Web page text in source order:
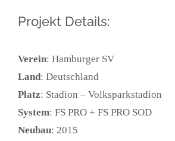
Projekt Details:
Verein: Hamburger SV
Land: Deutschland
Platz: Stadion – Volksparkstadion
System: FS PRO + FS PRO SOD
Neubau: 2015